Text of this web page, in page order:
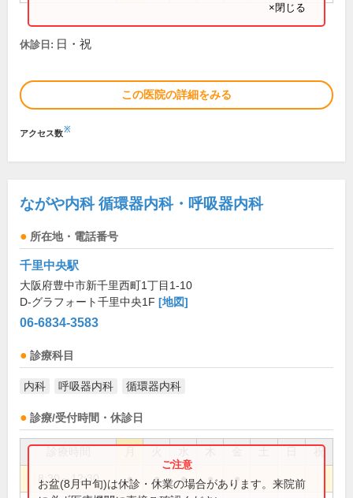
×閉じる
休診日: 日・祝
この医院の詳細をみる
アクセス数※
ながや内科 循環器内科・呼吸器内科
所在地・電話番号
千里中央駅
大阪府豊中市新千里西町1丁目1-10
D-グラフォート千里中央1F [地図]
06-6834-3583
診療科目
内科 呼吸器内科 循環器内科
診療/受付時間・休診日
祝
8:30～12:30 ● ● ● ● ●
お盆(8月中旬)は休診・休業の場合があります。来院前